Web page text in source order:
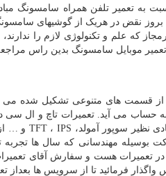
به تعمیر تلفن همراه سامسونگ
نقض در هریک از گوشیهای
که علم و تکنولوژی لازم را
موبایل سامسونگ بدین راس
از قسمت های متنوعی تشکیل شده می
به حساب می آید. تعمیرات تاچ و ال
نظیر سوپور آمولد، IPS ، TFT و …
مهندسانی که سال ها تجربه
تعمیرات هست و سفارش آقای
فرمائید تا از سرویس ها بعداز